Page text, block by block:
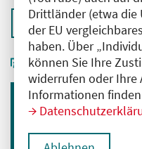
Drittländer (etwa die
der EU
haben. Über
können Sie Ihre
widerrufen oder Ihre
Informationen
Zurück zur Übersicht
Immer
Melden Sie sich für